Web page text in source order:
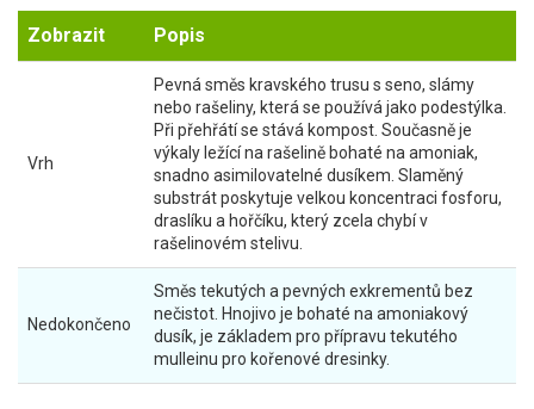
Zobrazit Popis
Vrh
Pevná směs kravského trusu s seno, slámy
nebo rašeliny, která se používá jako podestýlka.
Při přehřátí se stává kompost. Současně je
výkaly ležící na rašelině bohaté na amoniak,
snadno asimilovatelné dusíkem. Slaměný
substrát poskytuje velkou koncentraci fosforu,
draslíku a hořčíku, který zcela chybí v
rašelinovém stelivu.
Nedokončeno
Směs tekutých a pevných exkrementů bez
nečistot. Hnojivo je bohaté na amoniakový
dusík, je základem pro přípravu tekutého
mulleinu pro kořenové dresinky.